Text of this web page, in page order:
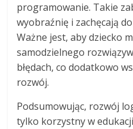
programowanie. Takie
wyobraźnię i zachęcają
Ważne jest, aby dziecko
samodzielnego
błędach, co dodatkowo
rozwój.
Podsumowując, rozwój
tylko korzystny w